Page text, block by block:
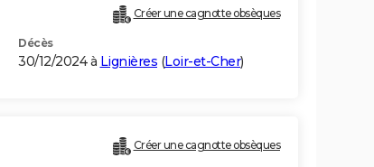
Créer une cagnotte obsèques
Décès
30/12/2024 à Lignières (Loir-et-Cher)
Créer une cagnotte obsèques